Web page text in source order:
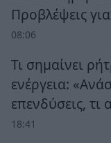
Προβλέψεις
08:06
Τι σημαίνει
ενέργεια:
επενδύσεις, τι
18:41